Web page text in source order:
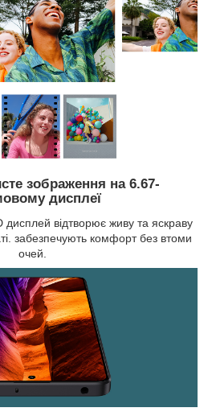
зображення на 6.67-
дисплеї
відтворює живу та яскраву
забезпечують комфорт без втоми
очей.